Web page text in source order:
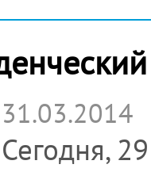
31.03.2014
Сегодня,